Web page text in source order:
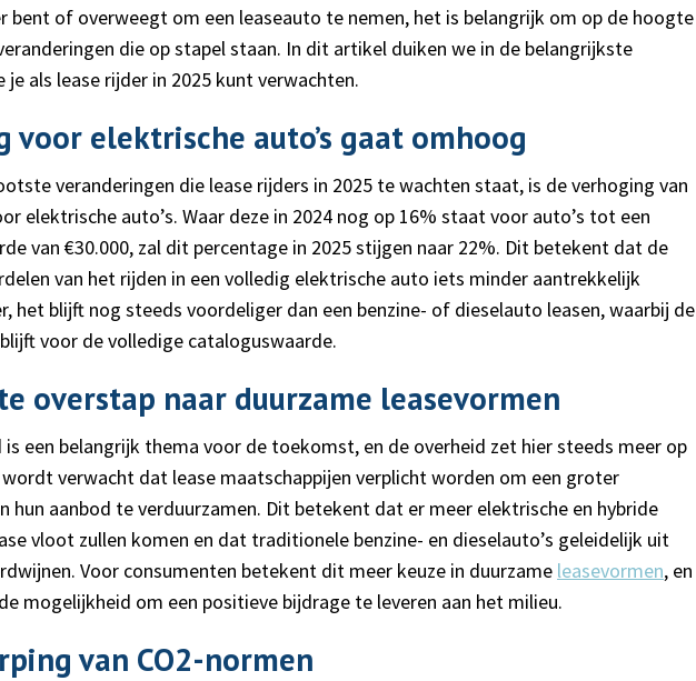
bent of overweegt om een leaseauto te nemen, het is belangrijk om op de hoogte
die op stapel staan. In dit artikel duiken we in de belangrijkste
je als lease rijder in 2025 kunt verwachten.
elektrische auto’s gaat omhoog
veranderingen die lease rijders in 2025 te wachten staat, is de verhoging van
elektrische auto’s. Waar deze in 2024 nog op 16% staat voor auto’s tot een
van €30.000, zal dit percentage in 2025 stijgen naar 22%. Dit betekent dat de
van het rijden in een volledig elektrische auto iets minder aantrekkelijk
het blijft nog steeds voordeliger dan een benzine- of dieselauto leasen, waarbij de
voor de volledige cataloguswaarde.
overstap naar duurzame leasevormen
is een belangrijk thema voor de toekomst, en de overheid zet hier steeds meer op
wordt verwacht dat lease maatschappijen verplicht worden om een groter
hun aanbod te verduurzamen. Dit betekent dat er meer elektrische en hybride
vloot zullen komen en dat traditionele benzine- en dieselauto’s geleidelijk uit
Voor consumenten betekent dit meer keuze in duurzame leasevormen, en
mogelijkheid om een positieve bijdrage te leveren aan het milieu.
van CO2-normen